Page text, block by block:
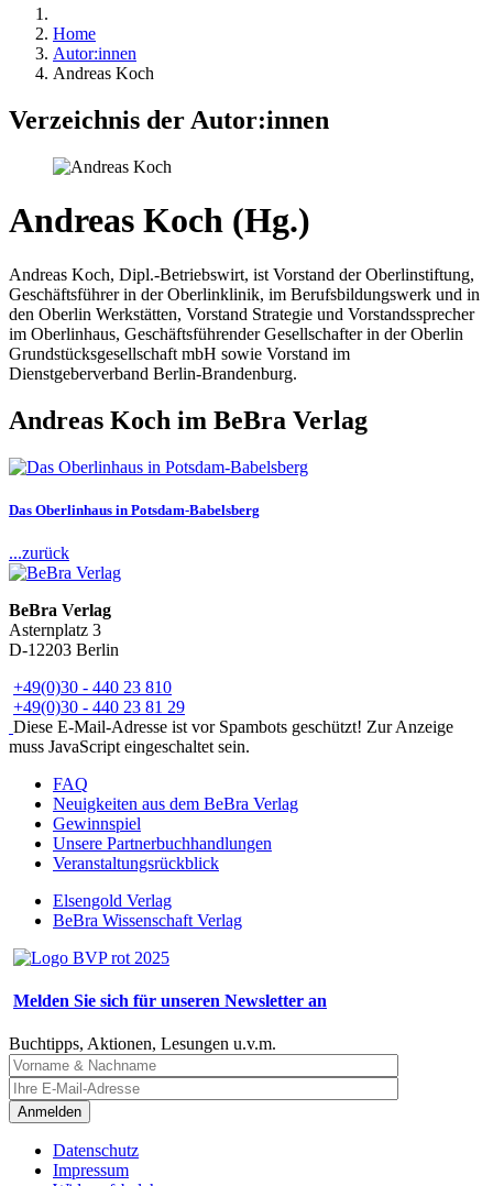
Home
Autor:innen
Andreas Koch
Verzeichnis der Autor:innen
Andreas Koch (Hg.)
Andreas Koch, Dipl.-Betriebswirt, ist Vorstand der Oberlinstiftung,
Geschäftsführer in der Oberlinklinik, im Berufsbildungswerk und in
den Oberlin Werkstätten, Vorstand Strategie und Vorstandssprecher
im Oberlinhaus, Geschäftsführender Gesellschafter in der Oberlin
Grundstücksgesellschaft mbH sowie Vorstand im
Dienstgeberverband Berlin-Brandenburg.
Andreas Koch im BeBra Verlag
Das Oberlinhaus in Potsdam-Babelsberg
...zurück
BeBra Verlag
Asternplatz 3
D-12203 Berlin
+49(0)30 - 440 23 810
+49(0)30 - 440 23 81 29
Diese E-Mail-Adresse ist vor Spambots geschützt! Zur Anzeige
muss JavaScript eingeschaltet sein.
FAQ
Neuigkeiten aus dem BeBra Verlag
Gewinnspiel
Unsere Partnerbuchhandlungen
Veranstaltungsrückblick
Elsengold Verlag
BeBra Wissenschaft Verlag
Melden Sie sich für unseren Newsletter an
Buchtipps, Aktionen, Lesungen u.v.m.
Anmelden
Datenschutz
Impressum